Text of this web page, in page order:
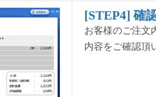
[STEP4] 確
お客様のご注文
内容をご確認頂